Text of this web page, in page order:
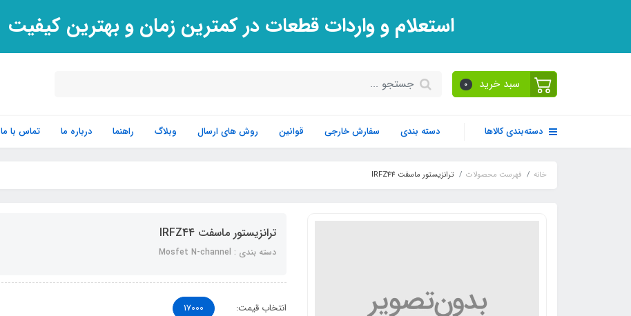
استعلام و واردات قطعات در کمترین زمان و بهترین کیفیت
سبد خرید 0
دسته‌بندی کالاها دسته بندی سفارش خارجی قوانین روش های ارسال وبلاگ راهنما درباره ما تماس با ما
خانه فهرست محصولات ترانزیستور ماسفت IRFZ44
ترانزیستور ماسفت IRFZ44
دسته بندی : Mosfet N-channel
انتخاب قیمت: 17000